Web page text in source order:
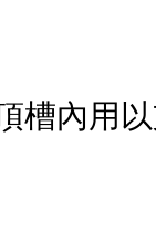
槽內用